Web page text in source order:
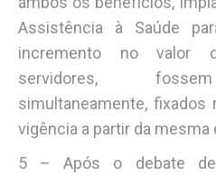
Assistência à Saúde
incremento no valor
servidores,
simultaneamente,
vigência a partir da mesma
5 – Após o debate de